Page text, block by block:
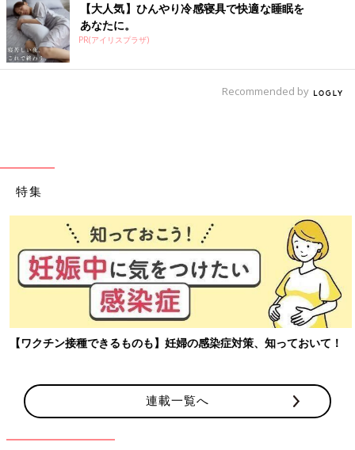
【大人気】ひんやり冷感寝具で快適な睡眠を
あなたに。
PR(アイリスプラザ)
Recommended by
特集
【ワクチン接種できるものも】妊婦の感染症対策、知っておいて！
連載一覧へ